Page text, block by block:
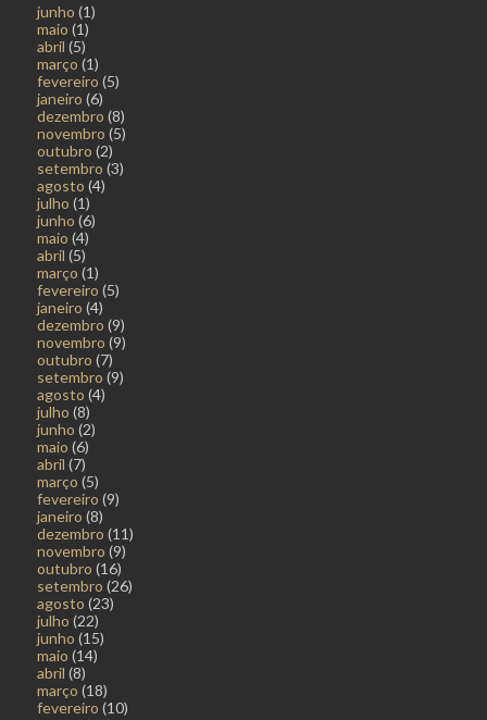
junho (1)
maio (1)
abril (5)
março (1)
fevereiro (5)
janeiro (6)
dezembro (8)
novembro (5)
outubro (2)
setembro (3)
agosto (4)
julho (1)
junho (6)
maio (4)
abril (5)
março (1)
fevereiro (5)
janeiro (4)
dezembro (9)
novembro (9)
outubro (7)
setembro (9)
agosto (4)
julho (8)
junho (2)
maio (6)
abril (7)
março (5)
fevereiro (9)
janeiro (8)
dezembro (11)
novembro (9)
outubro (16)
setembro (26)
agosto (23)
julho (22)
junho (15)
maio (14)
abril (8)
março (18)
fevereiro (10)